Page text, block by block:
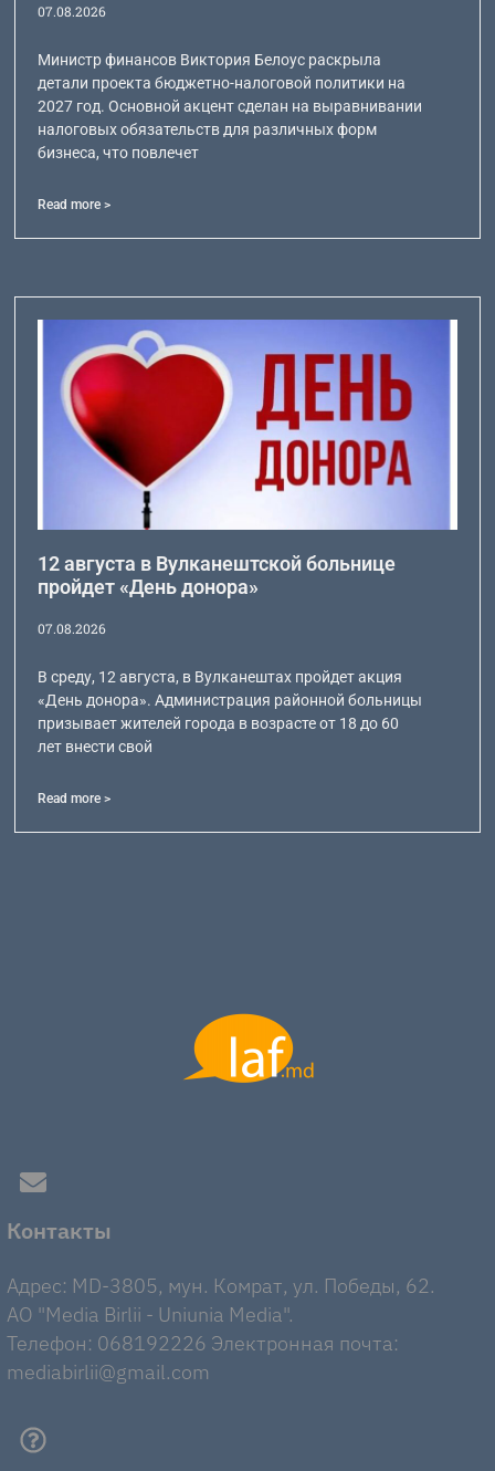
07.08.2026
Министр финансов Виктория Белоус раскрыла
детали проекта бюджетно-налоговой политики на
2027 год. Основной акцент сделан на выравнивании
налоговых обязательств для различных форм
бизнеса, что повлечет
Read more >
12 августа в Вулканештской больнице
пройдет «День донора»
07.08.2026
В среду, 12 августа, в Вулканештах пройдет акция
«День донора». Администрация районной больницы
призывает жителей города в возрасте от 18 до 60
лет внести свой
Read more >
Контакты
Адрес: MD-3805, мун. Комрат, ул. Победы, 62.
AO "Media Birlii - Uniunia Media".
Телефон: 068192226 Электронная почта:
mediabirlii@gmail.com